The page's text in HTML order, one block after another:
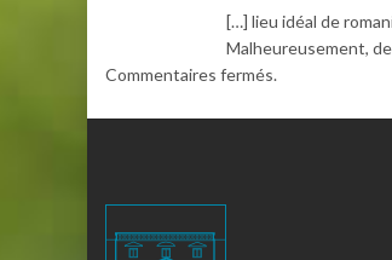
[…] lieu idéal de
Malheureusement,
Commentaires fermés.